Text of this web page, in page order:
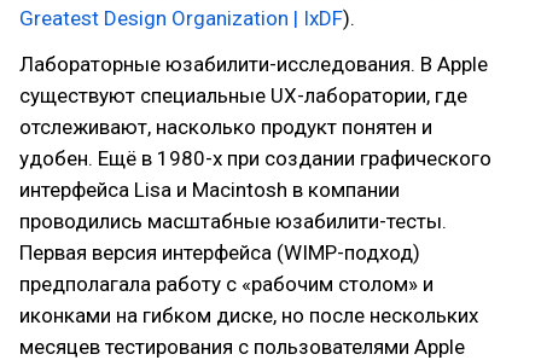
Greatest Design Organization | IxDF).
Лабораторные юзабилити-исследования. В Apple
существуют специальные UX-лаборатории, где
отслеживают, насколько продукт понятен и
удобен. Ещё в 1980-х при создании графического
интерфейса Lisa и Macintosh в компании
проводились масштабные юзабилити-тесты.
Первая версия интерфейса (WIMP-подход)
предполагала работу с «рабочим столом» и
иконками на гибком диске, но после нескольких
месяцев тестирования с пользователями Apple